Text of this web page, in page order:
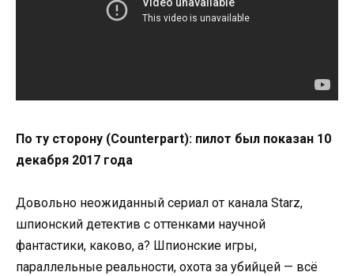
По ту сторону (Counterpart): пилот был показан 10
декабря 2017 года
Довольно неожиданный сериал от канала Starz,
шпионский детектив с оттенками научной
фантастики, каково, а? Шпионские игры,
параллельные реальности, охота за убийцей — всё